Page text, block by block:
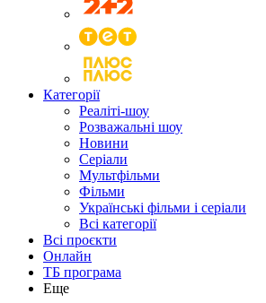
Категорії
Реаліті-шоу
Розважальні шоу
Новини
Серіали
Мультфільми
Фільми
Українські фільми і серіали
Всі категорії
Всі проєкти
Онлайн
ТБ програма
Еще